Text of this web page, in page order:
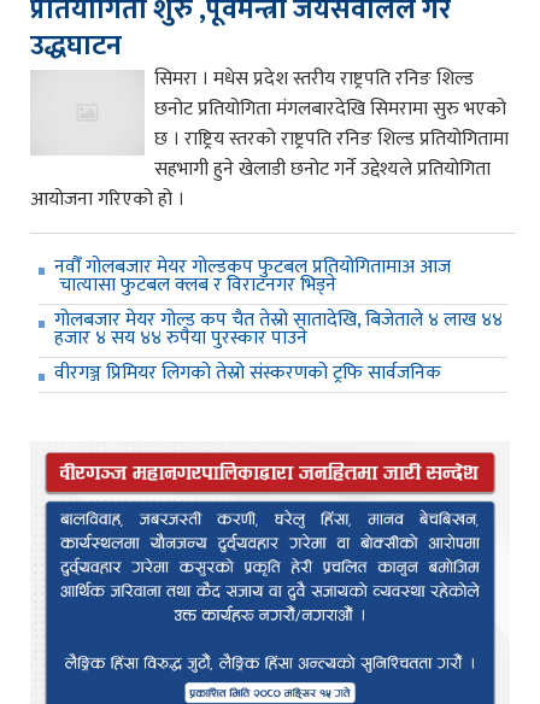
प्रतियोगिता शुरु ,पूर्वमन्त्री जयसवालले गरे
उद्धघाटन
सिमरा । मधेस प्रदेश स्तरीय राष्ट्रपति रनिङ शिल्ड
छनोट प्रतियोगिता मंगलबारदेखि सिमरामा सुरु भएको
छ । राष्ट्रिय स्तरको राष्ट्रपति रनिङ शिल्ड प्रतियोगितामा
सहभागी हुने खेलाडी छनोट गर्ने उद्देश्यले प्रतियोगिता
आयोजना गरिएको हो ।
नवौँ गोलबजार मेयर गोल्डकप फुटबल प्रतियोगितामाअ आज
चात्यासा फुटबल क्लब र विराटनगर भिड्ने
गोलबजार मेयर गोल्ड कप चैत तेस्रो सातादेखि, बिजेताले ४ लाख ४४
हजार ४ सय ४४ रुपैया पुरस्कार पाउने
वीरगञ्ज प्रिमियर लिगको तेस्रो संस्करणको ट्रफि सार्वजनिक